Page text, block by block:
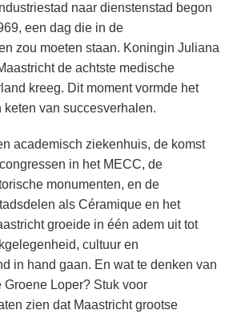
naar dienstenstad begon
een dag die in de
zou moeten staan. Koningin Juliana
de achtste medische
kreeg. Dit moment vormde het
keten van succesverhalen.
academisch ziekenhuis, de komst
in het MECC, de
monumenten, en de
als Céramique en het
groeide in één adem uit tot
cultuur en
in hand gaan. En wat te denken van
Groene Loper? Stuk voor
zien dat Maastricht grootse